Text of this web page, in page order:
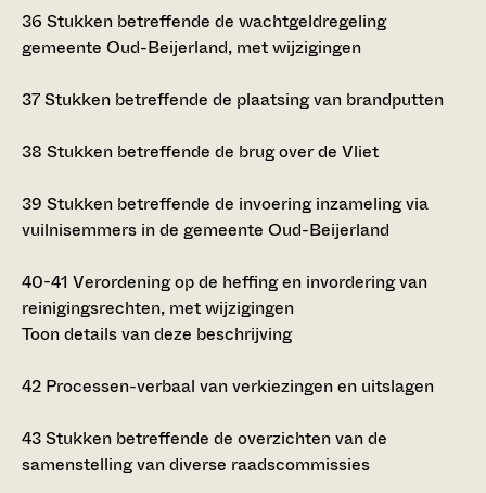
36 Stukken betreffende de wachtgeldregeling
gemeente Oud-Beijerland, met wijzigingen
37Stukken betreffende de plaatsing van brandputten
38 Stukken betreffende de brug over de Vliet
39 Stukken betreffende de invoering inzameling via
vuilnisemmers in de gemeente Oud-Beijerland
40-41 Verordening op de heffing en invordering van
reinigingsrechten, met wijzigingen
Toon details van deze beschrijving
42 Processen-verbaal van verkiezingen en uitslagen
43Stukken betreffende de overzichten van de
samenstelling van diverse raadscommissies